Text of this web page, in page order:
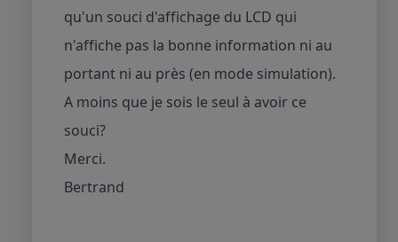
qu'un souci d'affichage du LCD qui
n'affiche pas la bonne information ni au
portant ni au près (en mode simulation).
A moins que je sois le seul à avoir ce
souci?
Merci.
Bertrand